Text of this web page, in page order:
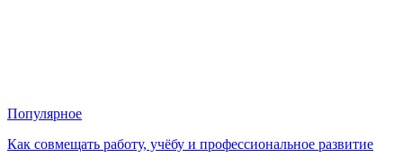
Популярное
Как совмещать работу, учёбу и профессиональное развитие